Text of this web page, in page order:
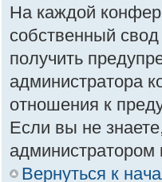
На каждой
собственный
получить
администратора
отношения к
Если вы не
Вернуться к